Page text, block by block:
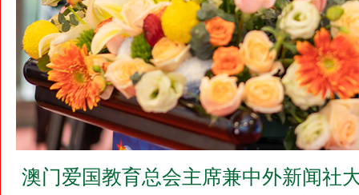
澳门爱国教育总会主席兼中外新闻社